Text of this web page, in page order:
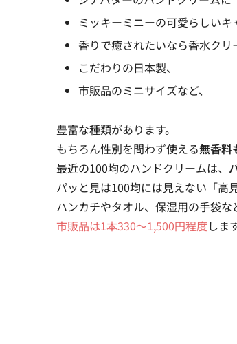
ミッキーミニーの可愛らしいキ
香りで癒されたいなら香水クリ
こだわりの日本製、
市販品のミニサイズなど、
豊富な種類があります。
もちろん性別を問わず使える無香料
最近の100均のハンドクリームは、
パッと見は100均には見えない「高
ハンカチやタオル、保湿用の手袋な
市販品は1本330～1,500円程度しま